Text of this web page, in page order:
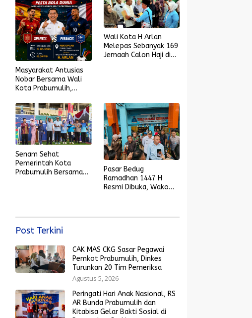
Masyarakat Antusias
Nobar Bersama Wali
Kota Prabumulih,
Final Piala Dunia 2026
Wali Kota H Arlan
Melepas Sebanyak 169
Jemaah Calon Haji di
Senam Sehat
Pemerintah Kota
Prabumulih Bersama
Pasar Bedug
Ramadhan 1447 H
Resmi Dibuka, Wako
Post Terkini
CAK MAS CKG Sasar Pegawai
Pemkot Prabumulih, Dinkes
Turunkan 20 Tim Pemeriksa
Agustus 5, 2026
Peringati Hari Anak Nasional, RS
AR Bunda Prabumulih dan
Kitabisa Gelar Bakti Sosial di